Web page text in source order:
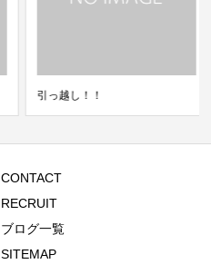
引っ越し！！
CONTACT
RECRUIT
ブログ一覧
SITEMAP